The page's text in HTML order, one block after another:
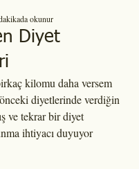
Diyet
okunur
kilomu daha versem
diyetlerinde verdiğin
ve tekrar bir diyet
ihtiyacı duyuyor